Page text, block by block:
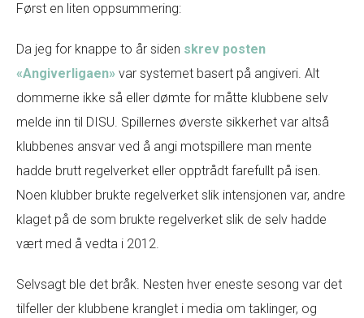
Først en liten oppsummering:
Da jeg for knappe to år siden skrev posten
«Angiverligaen» var systemet basert på angiveri. Alt
dommerne ikke så eller dømte for måtte klubbene selv
melde inn til DISU. Spillernes øverste sikkerhet var altså
klubbenes ansvar ved å angi motspillere man mente
hadde brutt regelverket eller opptrådt farefullt på isen.
Noen klubber brukte regelverket slik intensjonen var, andre
klaget på de som brukte regelverket slik de selv hadde
vært med å vedta i 2012.
Selvsagt ble det bråk. Nesten hver eneste sesong var det
tilfeller der klubbene kranglet i media om taklinger, og